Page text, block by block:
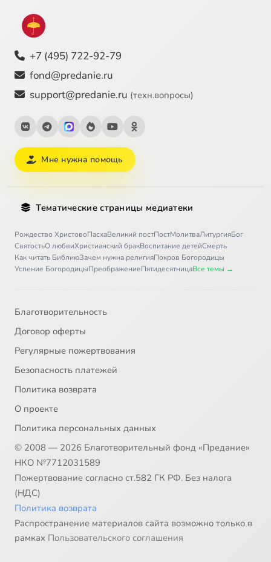
+7 (495) 722-92-79
fond@predanie.ru
support@predanie.ru (техн.вопросы)
Мне нужна помощь
Тематические страницы медиатеки
Рождество ХристовоПасхаВеликий постПостМолитваЛитургияБог
СвятостьО любвиХристианский бракВоспитание детейСмерть
Как читать БиблиюЗачем нужна религияПокров Богородицы
Успение БогородицыПреображениеПятидесятницаВсе темы →
Благотворительность
Договор оферты
Регулярные пожертвования
Безопасность платежей
Политика возврата
О проекте
Политика персональных данных
© 2008 — 2026 Благотворительный фонд «Предание»
НКО №7712031589
Пожертвование согласно ст.582 ГК РФ. Без налога
(НДС)
Политика возврата
Распространение материалов сайта возможно только в
рамках Пользовательского соглашения